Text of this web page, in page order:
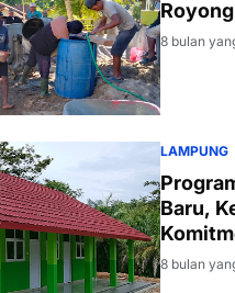
8 bulan
LAMPUNG
Baru,
8 bulan